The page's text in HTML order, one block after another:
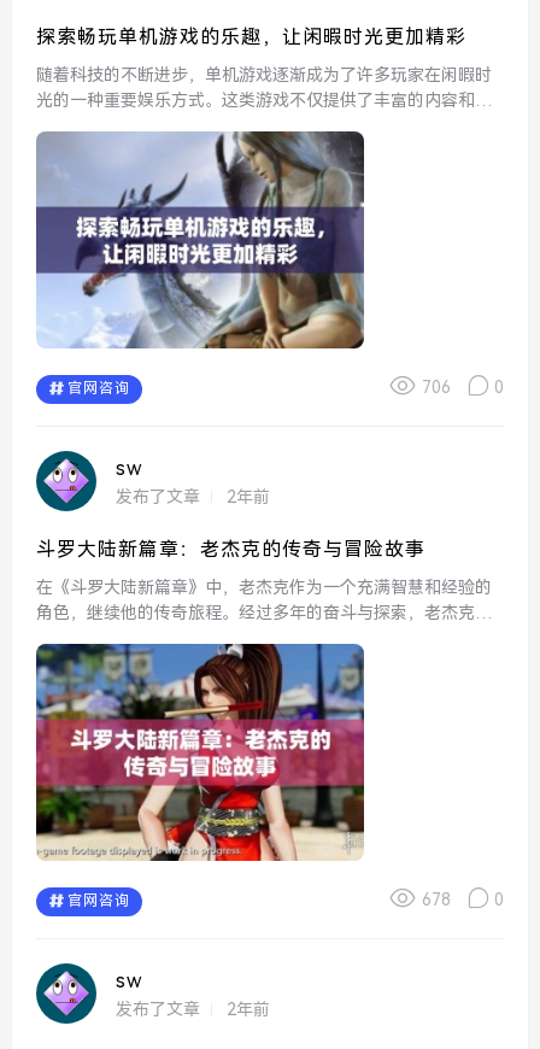
探索畅玩单机游戏的乐趣，让闲暇时光更加精彩
随着科技的不断进步，单机游戏逐渐成为了许多玩家在闲暇时
光的一种重要娱乐方式。这类游戏不仅提供了丰富的内容和精
乐趣。不同于联网游戏需要与他人互动，单机游戏的自由度让
官网咨询 706 0
sw
发布了文章 2年前
斗罗大陆新篇章：老杰克的传奇与冒险故事
在《斗罗大陆新篇章》中，老杰克作为一个充满智慧和经验的
角色，继续他的传奇旅程。经过多年的奋斗与探索，老杰克不
为了一代宗师。在这一篇章中，老杰克将面临前所未有的挑战
与诱惑，...
官网咨询 678 0
sw
发布了文章 2年前